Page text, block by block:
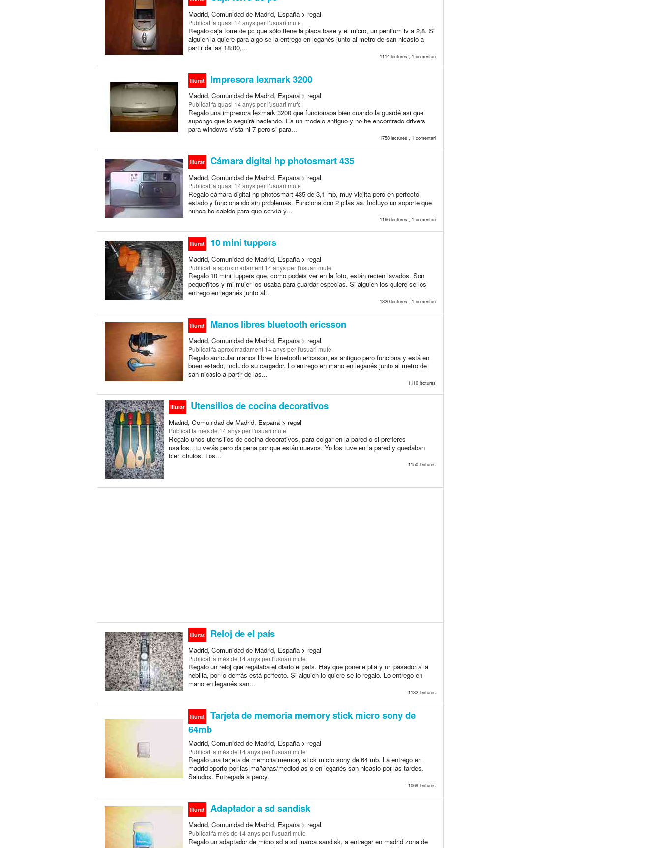
Madrid, Comunidad de Madrid, España > regal
Publicatfa quasi 14 anysper l'usuari mufe
Regalo caja torre de pc que sólo tiene la placa base y el micro, un pentium iv a 2,8. Si
alguien la quiere para algo se la entrego en leganés junto al metro de san nicasio a
partir de las 18:00,...
1114 lectures , 1 comentari
lliurat Impresora lexmark 3200
Madrid, Comunidad de Madrid, España > regal
Publicatfa quasi 14 anysper l'usuari mufe
Regalo una impresora lexmark 3200 que funcionaba bien cuando la guardé asi que
supongo que lo seguirá haciendo. Es un modelo antiguo y no he encontrado drivers
para windows vista ni 7 pero si para...
1758 lectures , 1 comentari
lliurat Cámara digital hp photosmart 435
Madrid, Comunidad de Madrid, España > regal
Publicatfa quasi 14 anysper l'usuari mufe
Regalo cámara digital hp photosmart 435 de 3,1 mp, muy viejita pero en perfecto
estado y funcionando sin problemas. Funciona con 2 pilas aa. Incluyo un soporte que
nunca he sabido para que servía y...
1166 lectures , 1 comentari
lliurat 10 mini tuppers
Madrid, Comunidad de Madrid, España > regal
Publicatfa aproximadament 14 anysper l'usuari mufe
Regalo 10 mini tuppers que, como podeis ver en la foto, están recien lavados. Son
pequeñitos y mi mujer los usaba para guardar especias. Si alguien los quiere se los
entrego en leganés junto al...
1320 lectures , 1 comentari
lliurat Manos libres bluetooth ericsson
Madrid, Comunidad de Madrid, España > regal
Publicatfa aproximadament 14 anysper l'usuari mufe
Regalo auricular manos libres bluetooth ericsson, es antiguo pero funciona y está en
buen estado, incluido su cargador. Lo entrego en mano en leganés junto al metro de
san nicasio a partir de las...
1110 lectures
lliurat Utensilios de cocina decorativos
Madrid, Comunidad de Madrid, España > regal
Publicatfa més de 14 anysper l'usuari mufe
Regalo unos utensilios de cocina decorativos, para colgar en la pared o si prefieres
usarlos...tu verás pero da pena por que están nuevos. Yo los tuve en la pared y quedaban
bien chulos. Los...
1150 lectures
lliurat Reloj de el país
Madrid, Comunidad de Madrid, España > regal
Publicatfa més de 14 anysper l'usuari mufe
Regalo un reloj que regalaba el diario el país. Hay que ponerle pila y un pasador a la
hebilla, por lo demás está perfecto. Si alguien lo quiere se lo regalo. Lo entrego en
mano en leganés san...
1132 lectures
lliurat
Tarjeta de memoria memory stick micro sony de
64mb
Madrid, Comunidad de Madrid, España > regal
Publicatfa més de 14 anysper l'usuari mufe
Regalo una tarjeta de memoria memory stick micro sony de 64 mb. La entrego en
madrid oporto por las mañanas/mediodías o en leganés san nicasio por las tardes.
Saludos. Entregada a percy.
1069 lectures
lliurat Adaptador a sd sandisk
Madrid, Comunidad de Madrid, España > regal
Publicatfa més de 14 anysper l'usuari mufe
Regalo un adaptador de micro sd a sd marca sandisk, a entregar en madrid zona de